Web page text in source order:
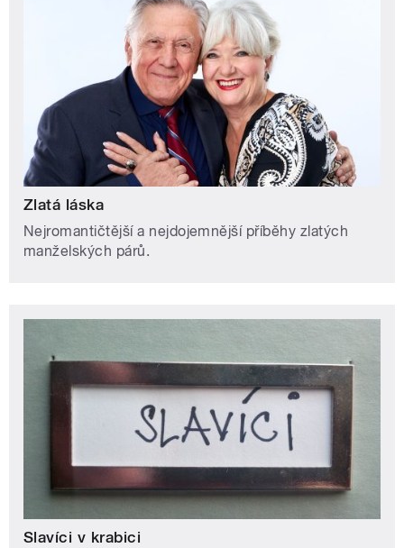
Zlatá láska
Nejromantičtější a nejdojemnější příběhy zlatých
manželských párů.
Slavíci v krabici